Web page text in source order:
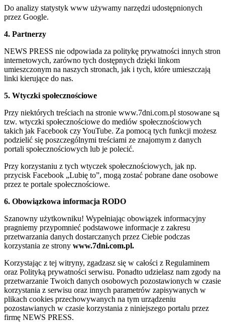
Do analizy statystyk www używamy narzędzi udostępnionych
przez Google.
4. Partnerzy
NEWS PRESS nie odpowiada za politykę prywatności innych stron
internetowych, zarówno tych dostępnych dzięki linkom
umieszczonym na naszych stronach, jak i tych, które umieszczają
linki kierujące do nas.
5. Wtyczki społecznościowe
Przy niektórych treściach na stronie www.7dni.com.pl stosowane są
tzw. wtyczki społecznościowe do mediów społecznościowych
takich jak Facebook czy YouTube. Za pomocą tych funkcji możesz
podzielić się poszczególnymi treściami ze znajomym z danych
portali społecznościowych lub je polecić.
Przy korzystaniu z tych wtyczek społecznościowych, jak np.
przycisk Facebook „Lubię to”, mogą zostać pobrane dane osobowe
przez te portale społecznościowe.
6. Obowiązkowa informacja RODO
Szanowny użytkowniku! Wypełniając obowiązek informacyjny
pragniemy przypomnieć podstawowe informacje z zakresu
przetwarzania danych dostarczanych przez Ciebie podczas
korzystania ze strony www.7dni.com.pl.
Korzystając z tej witryny, zgadzasz się w całości z Regulaminem
oraz Polityką prywatności serwisu. Ponadto udzielasz nam zgody na
przetwarzanie Twoich danych osobowych pozostawionych w czasie
korzystania z serwisu oraz innych parametrów zapisywanych w
plikach cookies przechowywanych na tym urządzeniu
pozostawianych w czasie korzystania z niniejszego portalu przez
firmę NEWS PRESS.